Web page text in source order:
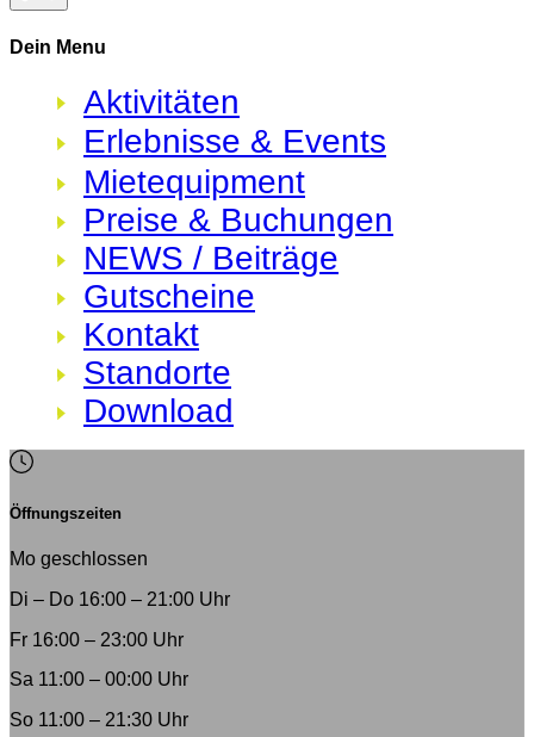
Dein Menu
Aktivitäten
Erlebnisse & Events
Mietequipment
Preise & Buchungen
NEWS / Beiträge
Gutscheine
Kontakt
Standorte
Download
Öffnungszeiten
Mo geschlossen
Di – Do 16:00 – 21:00 Uhr
Fr 16:00 – 23:00 Uhr
Sa 11:00 – 00:00 Uhr
So 11:00 – 21:30 Uhr